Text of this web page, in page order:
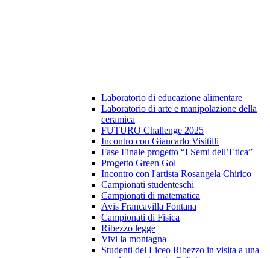
Laboratorio di educazione alimentare
Laboratorio di arte e manipolazione della
ceramica
FUTURO Challenge 2025
Incontro con Giancarlo Visitilli
Fase Finale progetto “I Semi dell’Etica”
Progetto Green Gol
Incontro con l'artista Rosangela Chirico
Campionati studenteschi
Campionati di matematica
Avis Francavilla Fontana
Campionati di Fisica
Ribezzo legge
Vivi la montagna
Studenti del Liceo Ribezzo in visita a una